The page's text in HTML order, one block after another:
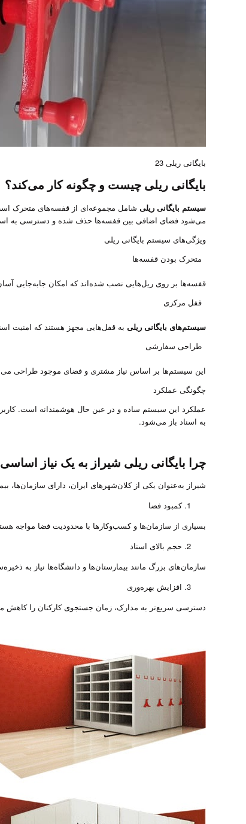
بایگانی ریلی 23
بایگانی ریلی چیست و چگونه کار می‌کند؟
سیستم بایگانی ریلی شامل مجموعه‌ای از قفسه‌های متحرک
می‌شود فضای اضافی بین قفسه‌ها حذف شده و دسترسی به
ویژگی‌های سیستم بایگانی ریلی
متحرک بودن قفسه‌ها
قفسه‌ها بر روی ریل‌هایی نصب شده‌اند که امکان جابه‌جایی
قفل مرکزی
سیستم‌های بایگانی ریلی به قفل‌هایی مجهز هستند که امنیت
طراحی سفارشی
این سیستم‌ها بر اساس نیاز مشتری و فضای موجود طراحی
چگونگی عملکرد
عملکرد این سیستم ساده و در عین حال هوشمندانه است.
به اسناد باز می‌شود.
چرا بایگانی ریلی شیراز به یک نیاز
شیراز به‌عنوان یکی از کلان‌شهرهای ایران، دارای سازمان‌ها،
کمبود فضا
بسیاری از سازمان‌ها و کسب‌وکارها با محدودیت فضا مواجه
حجم بالای اسناد
سازمان‌های بزرگ مانند بیمارستان‌ها و دانشگاه‌ها نیاز به
افزایش بهره‌وری
دسترسی سریع‌تر به مدارک، زمان جستجوی کارکنان را کاهش